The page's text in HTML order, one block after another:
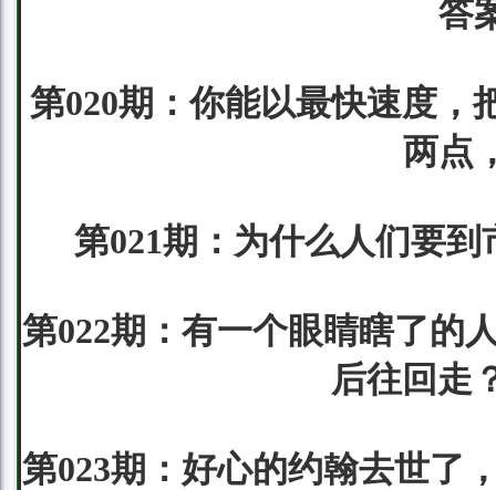
答
第020期：你能以最快速度，
两点
第021期：为什么人们要
第022期：有一个眼睛瞎了的
后往回走
第023期：好心的约翰去世了